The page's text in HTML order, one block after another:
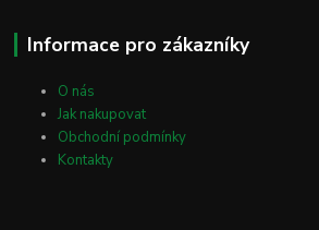
Informace pro zákazníky
O nás
Jak nakupovat
Obchodní podmínky
Kontakty